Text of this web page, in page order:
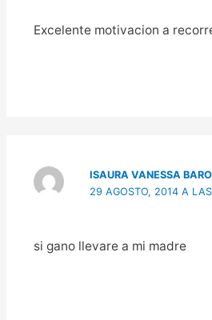
Excelente motivacion a
ISAURA VANESSA
29 AGOSTO, 2014 A
si gano llevare a mi madre